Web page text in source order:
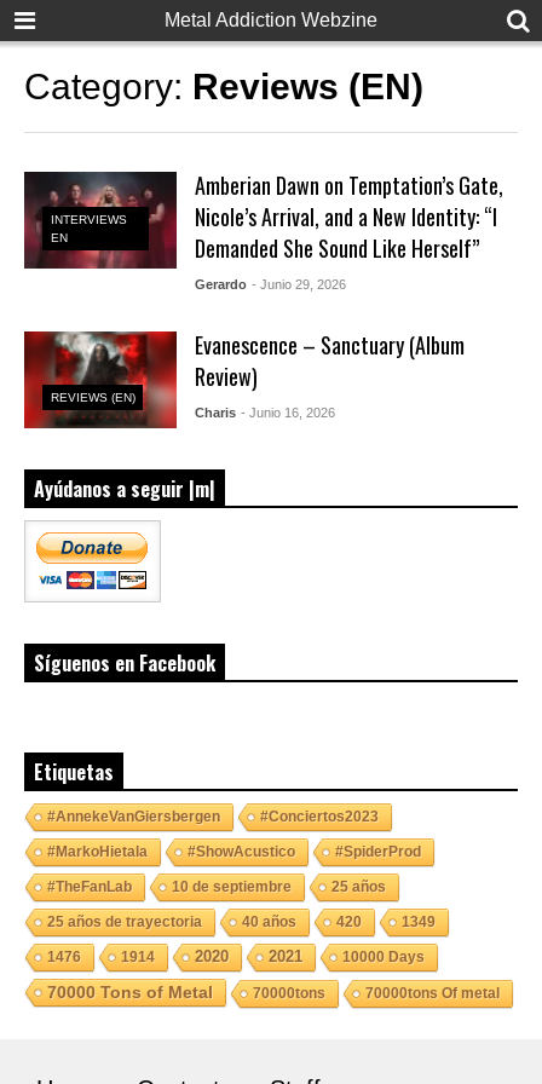
Metal Addiction Webzine
Category: Reviews (EN)
INTERVIEWS
EN
Amberian Dawn on Temptation’s Gate,
Nicole’s Arrival, and a New Identity: “I
Demanded She Sound Like Herself”
Gerardo - Junio 29, 2026
REVIEWS (EN)
Evanescence – Sanctuary (Album
Review)
Charis - Junio 16, 2026
Ayúdanos a seguir |m|
Síguenos en Facebook
Etiquetas
#AnnekeVanGiersbergen #Conciertos2023
#MarkoHietala #ShowAcustico #SpiderProd
#TheFanLab 10 de septiembre 25 años
25 años de trayectoria 40 años 420 1349
1476 1914 2020 2021 10000 Days
70000 Tons of Metal 70000tons 70000tons Of metal